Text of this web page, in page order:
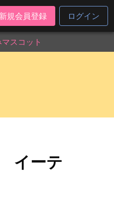
新規会員登録 ログイン
スコット
イーテ